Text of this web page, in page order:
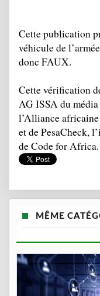
Cette publication
véhicule de
donc FAUX.
Cette vérification
AG ISSA du
l’Alliance
et de PesaCheck,
de Code for Africa.
MÊME